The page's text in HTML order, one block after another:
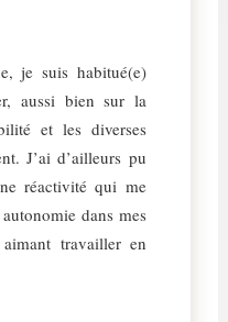
je suis habitué(e)
aussi bien sur la
et les diverses
J’ai d’ailleurs pu
réactivité qui me
dans mes
travailler en